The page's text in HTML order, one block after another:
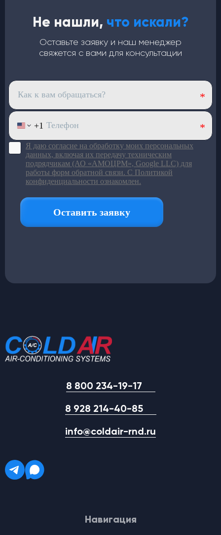
Не нашли, что искали?
Оставьте заявку и наш менеджер
свяжется с вами для консультации
8 800 234-19-17
8 928 214-40-85
info@coldair-rnd.ru
Навигация
Кондиционеры
для автобусов
Медный испаритель и полуторный запас мощности.
Срок службы — от 7 лет
(компрессор работает в щадящем режиме)
4 вентилятора по120 Вт— равномерный холод по
Верхний корпус из
к износу
Большой ряд моделей подразный пассажиропоток
Подробнее в каталоге